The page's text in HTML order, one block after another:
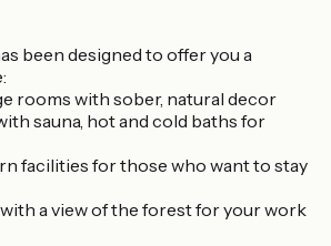
been designed to offer you a
rooms with sober, natural decor
sauna, hot and cold baths for
facilities for those who want to stay
with a view of the forest for your work